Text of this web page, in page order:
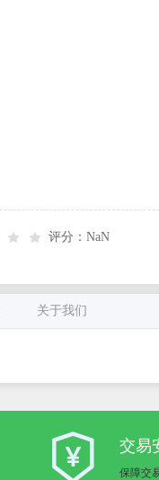
评分：NaN
关于我们
交易
保障交